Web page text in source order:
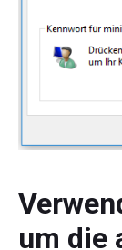
um die